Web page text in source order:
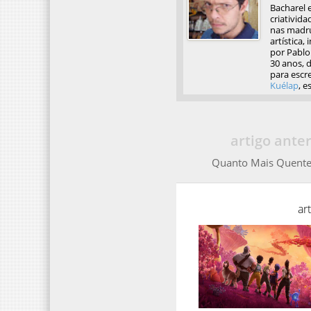
Bacharel
nas
artística,
por
30 anos,
para
Kuélap,
artigo
Quanto Mais